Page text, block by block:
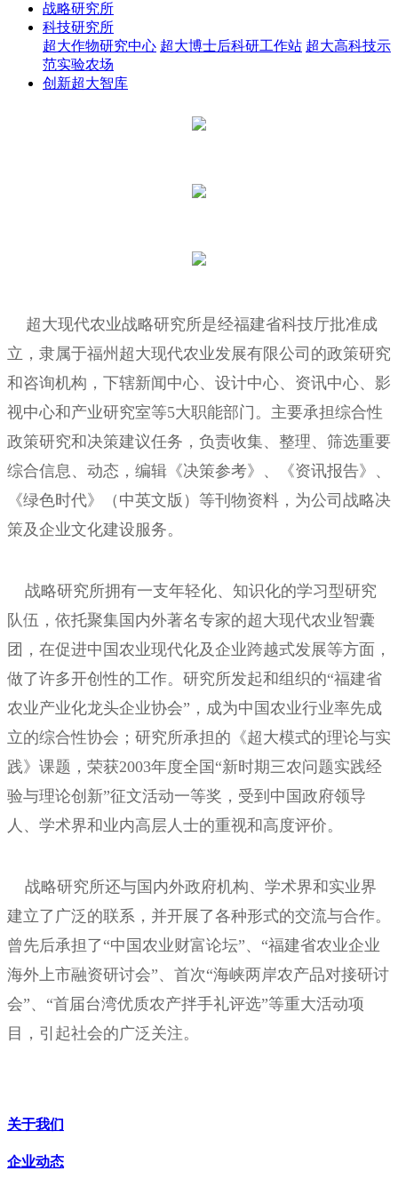
战略研究所
科技研究所
超大作物研究中心 超大博士后科研工作站 超大高科技示
范实验农场
创新超大智库
超大现代农业战略研究所是经福建省科技厅批准成
立，隶属于福州超大现代农业发展有限公司的政策研究
和咨询机构，下辖新闻中心、设计中心、资讯中心、影
视中心和产业研究室等5大职能部门。主要承担综合性
政策研究和决策建议任务，负责收集、整理、筛选重要
综合信息、动态，编辑《决策参考》、《资讯报告》、
《绿色时代》（中英文版）等刊物资料，为公司战略决
策及企业文化建设服务。
战略研究所拥有一支年轻化、知识化的学习型研究
队伍，依托聚集国内外著名专家的超大现代农业智囊
团，在促进中国农业现代化及企业跨越式发展等方面，
做了许多开创性的工作。研究所发起和组织的“福建省
农业产业化龙头企业协会”， 成为中国农业行业率先成
立的综合性协会 ；研究所承担的《超大模式的理论与实
践》课题，荣获2003年度全国“新时期三农问题实践经
验与理论创新”征文活动一等奖，受到中国政府领导
人、学术界和业内高层人士的重视和高度评价。
战略研究所还与国内外政府机构、学术界和实业界
建立了广泛的联系，并开展了各种形式的交流与合作。
曾先后承担了“中国农业财富论坛”、“福建省农业企业
海外上市融资研讨会”、首次“海峡两岸农产品对接研讨
会”、“首届台湾优质农产拌手礼评选”等重大活动项
目，引起社会的广泛关注。
关于我们
企业动态